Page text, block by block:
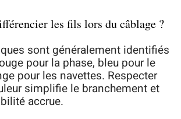
les fils lors du câblage ?
sont généralement identifiés
pour la phase, bleu pour le
pour les navettes. Respecter
simplifie le branchement et
accrue.